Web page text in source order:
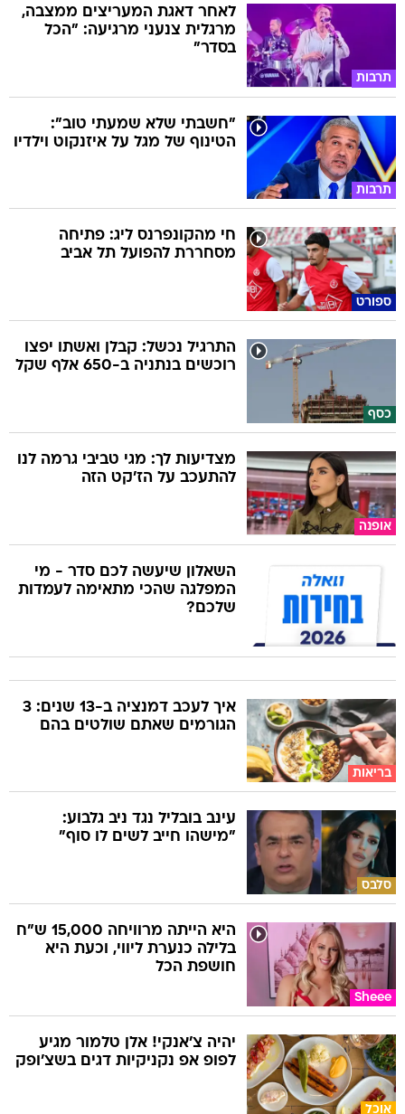
תרבות
לאחר דאגת המעריצים ממצבה,
מרגלית צנעני מרגיעה: "הכל
בסדר"
תרבות
"חשבתי שלא שמעתי טוב":
הטינוף של מגל על איזנקוט וילדיו
ספורט
חי מהקונפרנס ליג: פתיחה
מסחררת להפועל תל אביב
כסף
התרגיל נכשל: קבלן ואשתו יפצו
רוכשים בנתניה ב-650 אלף שקל
אופנה
מצדיעות לך: מגי טביבי גרמה לנו
להתעכב על הז'קט הזה
השאלון שיעשה לכם סדר - מי
המפלגה שהכי מתאימה לעמדות
שלכם?
בריאות
איך לעכב דמנציה ב-13 שנים: 3
הגורמים שאתם שולטים בהם
סלבס
עינב בובליל נגד ניב גלבוע:
"מישהו חייב לשים לו סוף"
Sheee
היא הייתה מרוויחה 15,000 ש"ח
בלילה כנערת ליווי, וכעת היא
חושפת הכל
אוכל
יהיה צ'אנקי! אלן טלמור מגיע
לפופ אפ נקניקיות דגים בשצ'ופק